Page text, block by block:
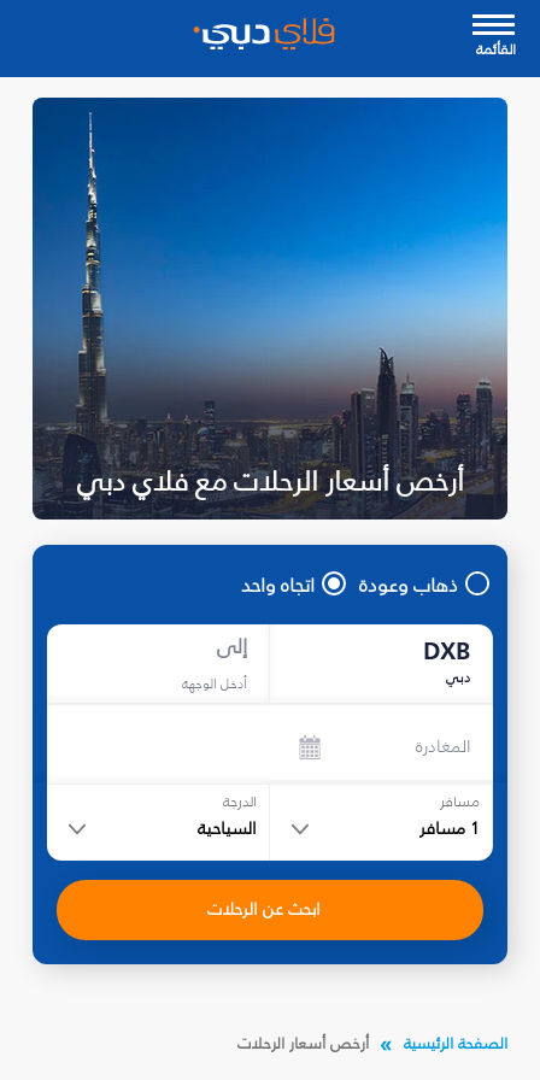
القأئمة
أرخص أسعار الرحلات مع فلاي دبي
ذهاب وعودة اتجاه واحد
DXB
دبي
إلى
أدخل الوجهة
المغادرة
مسافر
1 مسافر
الدرجة
السياحية
ابحث عن الرحلات
الصفحة الرئيسية أرخص أسعار الرحلات